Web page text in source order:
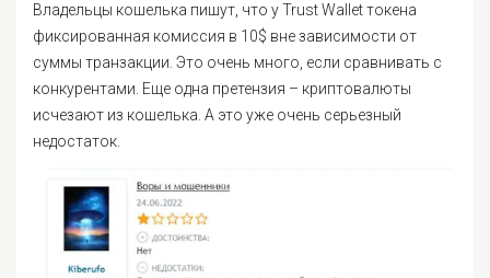
Владельцы кошелька пишут, что у Trust Wallet токена
фиксированная комиссия в 10$ вне зависимости от
суммы транзакции. Это очень много, если сравнивать с
конкурентами. Еще одна претензия – криптовалюты
исчезают из кошелька. А это уже очень серьезный
недостаток.